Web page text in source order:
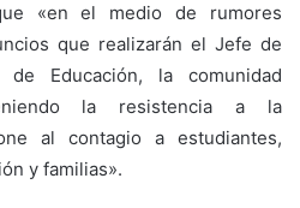
«en el medio de rumores
que realizarán el Jefe de
Educación, la comunidad
la resistencia a la
al contagio a estudiantes,
y familias».